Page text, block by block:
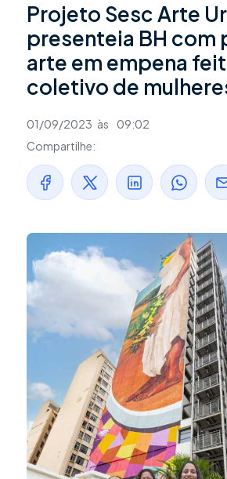
Projeto Sesc Arte
presenteia BH com
arte em empena
coletivo de
01/09/2023 às
09:02
Compartilhe: